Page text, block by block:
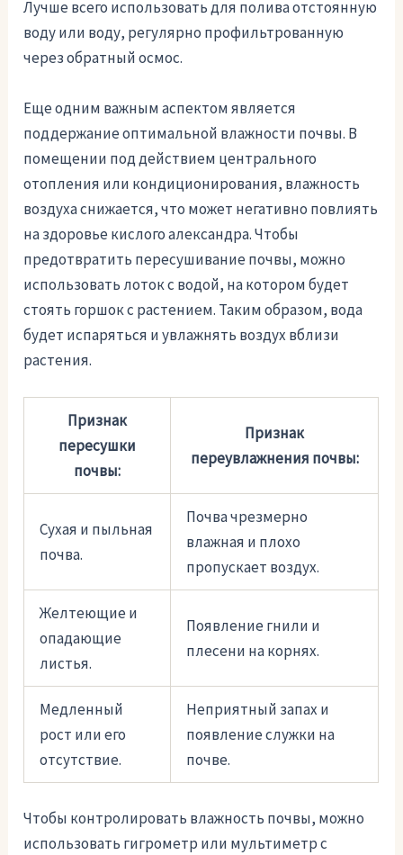
Лучше всего использовать для полива отстоянную
воду или воду, регулярно профильтрованную
через обратный осмос.
Еще одним важным аспектом является
поддержание оптимальной влажности почвы. В
помещении под действием центрального
отопления или кондиционирования, влажность
воздуха снижается, что может негативно повлиять
на здоровье кислого александра. Чтобы
предотвратить пересушивание почвы, можно
использовать лоток с водой, на котором будет
стоять горшок с растением. Таким образом, вода
будет испаряться и увлажнять воздух вблизи
растения.
Признак
пересушки
почвы:
Признак
переувлажнения почвы:
Сухая и пыльная
почва.
Почва чрезмерно
влажная и плохо
пропускает воздух.
Желтеющие и
опадающие
листья.
Появление гнили и
плесени на корнях.
Медленный
рост или его
отсутствие.
Неприятный запах и
появление служки на
почве.
Чтобы контролировать влажность почвы, можно
использовать гигрометр или мультиметр с